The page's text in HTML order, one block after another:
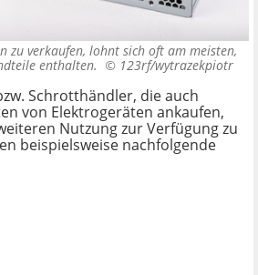
zu verkaufen, lohnt sich oft am meisten,
enthalten. © 123rf/wytrazekpiotr
Schrotthändler, die auch
von Elektrogeräten ankaufen,
Nutzung zur Verfügung zu
beispielsweise nachfolgende